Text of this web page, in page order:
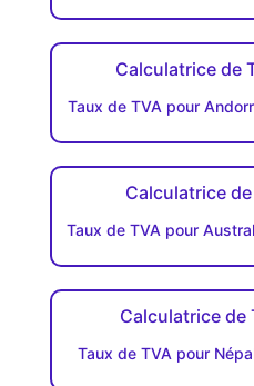
Calculatrice de
Taux de TVA pour
Calculatrice
Taux de TVA pour
Calculatrice de
Taux de TVA pour